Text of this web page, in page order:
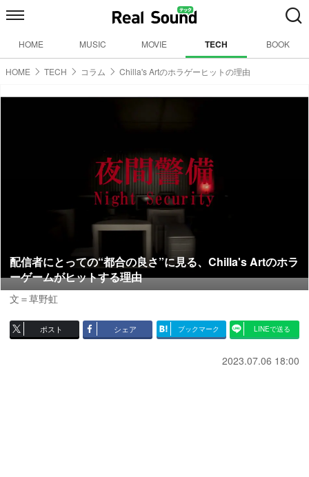
HOME MUSIC MOVIE TECH BOOK
HOME TECH コラム Chilla's Artのホラゲーヒットの理由
配信者にとっての“都合の良さ”に見る、Chilla's Artのホラ
ーゲームがヒットする理由
文＝草野虹
ポスト シェア ブックマーク LINEで送る
2023.07.06 18:00